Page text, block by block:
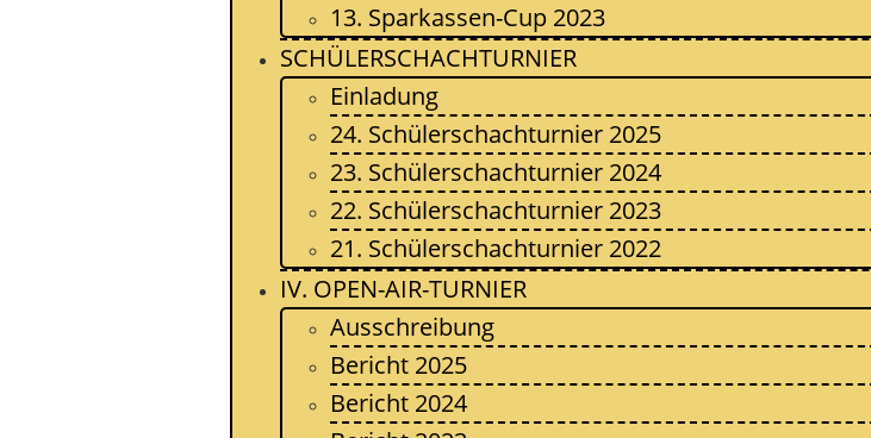
13. Sparkassen-Cup 2023
SCHÜLERSCHACHTURNIER
Einladung
24. Schülerschachturnier 2025
23. Schülerschachturnier 2024
22. Schülerschachturnier 2023
21. Schülerschachturnier 2022
IV. OPEN-AIR-TURNIER
Ausschreibung
Bericht 2025
Bericht 2024